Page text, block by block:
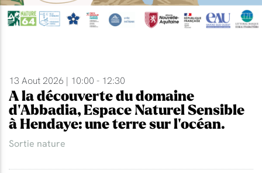
13 Aout 2026 | 10:00 - 12:30
A la découverte du domaine
d'Abbadia, Espace Naturel Sensible
à Hendaye: une terre sur l'océan.
Sortie nature